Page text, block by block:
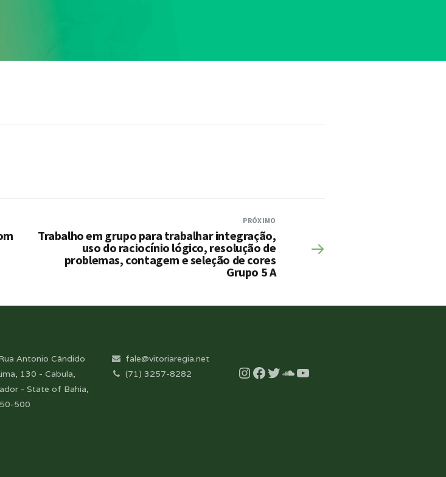
PRÓXIMO
Trabalho em grupo para trabalhar integração,
uso do raciocínio lógico, resolução de
problemas, contagem e seleção de cores
Grupo 5 A
Antonio Cândido
130 - Cabula,
- State of Bahia,
500
fale@vitoriaregia.net
(71) 3257-8282
Instagram
Facebook
Twitter
Soundcloud
YouTube